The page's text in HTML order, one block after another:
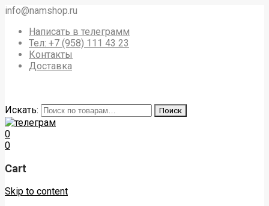
info@namshop.ru
Написать в телеграмм
Тел: +7 (958) 111 43 23
Контакты
Доставка
Искать: Поиск
0
0
Cart
Skip to content